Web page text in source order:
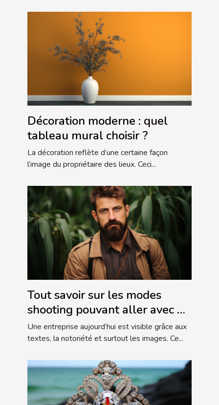
Décoration moderne : quel
tableau mural choisir ?
La décoration reflète d’une certaine façon
l’image du propriétaire des lieux. Ceci...
Tout savoir sur les modes
shooting pouvant aller avec un
portrait professionnel
Une entreprise aujourd’hui est visible grâce aux
textes, la notoriété et surtout les images. Ce...